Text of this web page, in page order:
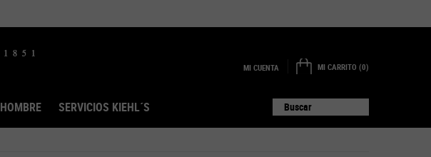
MI CUENTA MI CARRITO 0
0 PRODUCTO EN EL CARRITO
HOMBRE SERVICIOS KIEHL´S Buscar